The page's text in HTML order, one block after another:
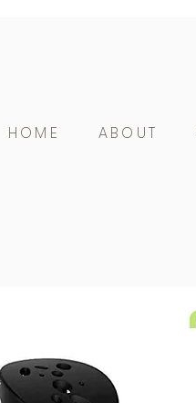
HOME ABOUT